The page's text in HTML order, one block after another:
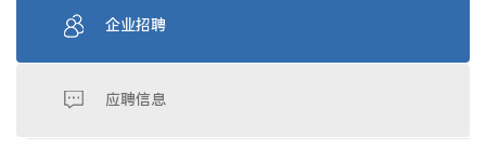
企业招聘
应聘信息